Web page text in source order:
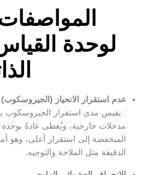
الرئيسية
القياس بالقصور
(الجيروسكوب)
الجيروسكوب بمرور الوقت دون
ويُعطى عادةً بوحدة °/ساعة. تشير القيم
أعلى، وهو أمر بالغ الأهمية للتطبيقات
والتوجيه.